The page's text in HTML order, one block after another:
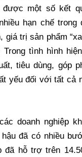
một số kết
hạn chế trong
giá trị sản phẩm
Trong tình hình
tiêu dùng, góp
yếu đối với tất cả
doanh nghiệp
đã có nhiều
đã hỗ trợ trên